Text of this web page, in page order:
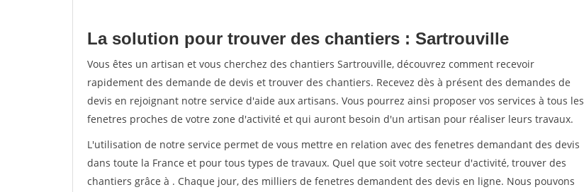
La solution pour trouver des chantiers : Sartrouville
Vous êtes un artisan et vous cherchez des chantiers Sartrouville, découvrez comment recevoir
rapidement des demande de devis et trouver des chantiers. Recevez dès à présent des demandes de
devis en rejoignant notre service d'aide aux artisans. Vous pourrez ainsi proposer vos services à tous les
fenetres proches de votre zone d'activité et qui auront besoin d'un artisan pour réaliser leurs travaux.
L'utilisation de notre service permet de vous mettre en relation avec des fenetres demandant des devis
dans toute la France et pour tous types de travaux. Quel que soit votre secteur d'activité, trouver des
chantiers grâce à . Chaque jour, des milliers de fenetres demandent des devis en ligne. Nous pouvons